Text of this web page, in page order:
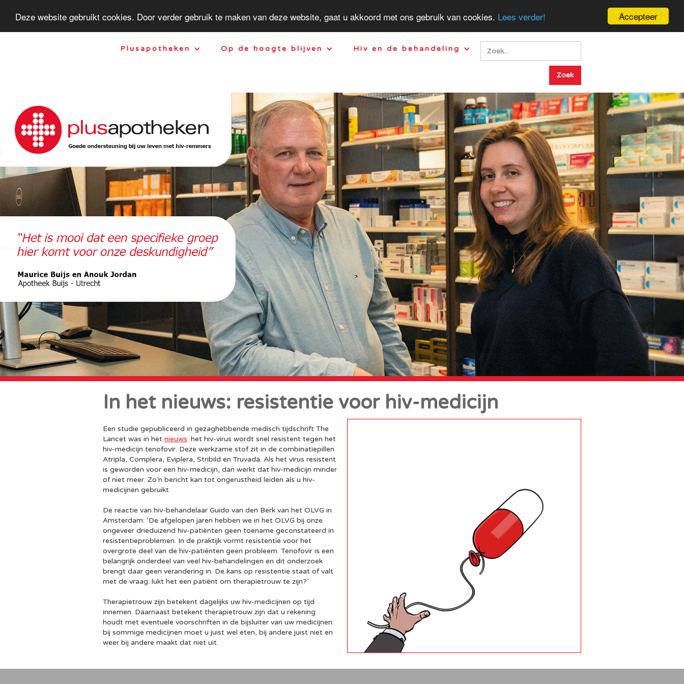
Accepteer
Deze website gebruikt cookies. Door verder gebruik te maken van deze website, gaat u akkoord met ons gebruik van cookies. Lees verder!
Plusapotheken Op de hoogte blijven Hiv en de behandeling
In het nieuws: resistentie voor hiv-medicijn
Een studie gepubliceerd in gezaghebbende medisch tijdschrift The
Lancet was in het nieuws: het hiv-virus wordt snel resistent tegen het
hiv-medicijn tenofovir. Deze werkzame stof zit in de combinatiepillen
Atripla, Complera, Eviplera, Stribild en Truvada. Als het virus resistent
is geworden voor een hiv-medicijn, dan werkt dat hiv-medicijn minder
of niet meer. Zo’n bericht kan tot ongerustheid leiden als u hiv-
medicijnen gebruikt.
De reactie van hiv-behandelaar Guido van den Berk van het OLVG in
Amsterdam: ‘De afgelopen jaren hebben we in het OLVG bij onze
ongeveer drieduizend hiv-patiënten geen toename geconstateerd in
resistentieproblemen. In de praktijk vormt resistentie voor het
overgrote deel van de hiv-patiënten geen probleem. Tenofovir is een
belangrijk onderdeel van veel hiv-behandelingen en dit onderzoek
brengt daar geen verandering in. De kans op resistentie staat of valt
met de vraag: lukt het een patiënt om therapietrouw te zijn?’
Therapietrouw zijn betekent dagelijks uw hiv-medicijnen op tijd
innemen. Daarnaast betekent therapietrouw zijn dat u rekening
houdt met eventuele voorschriften in de bijsluiter van uw medicijnen:
bij sommige medicijnen moet u juist wel eten, bij andere juist niet en
weer bij andere maakt dat niet uit.